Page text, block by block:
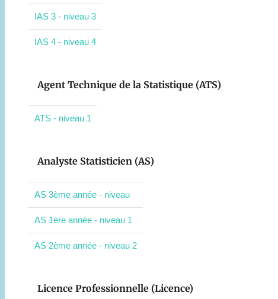
IAS 3 - niveau 3
IAS 4 - niveau 4
Agent Technique de la Statistique (ATS)
ATS - niveau 1
Analyste Statisticien (AS)
AS 3ème année - niveau
AS 1ère année - niveau 1
AS 2ème année - niveau 2
Licence Professionnelle (Licence)